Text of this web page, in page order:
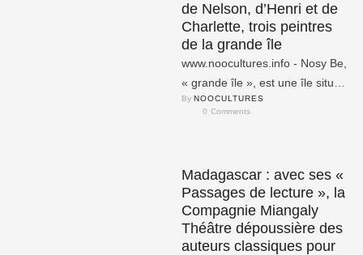
de Nelson, d’Henri et de
Charlette, trois peintres
de la grande île
www.noocultures.info - Nosy Be,
« grande île », est une île située
au Nord-ouest de Madagascar.
By NOOCULTURES
0 Comments
Madagascar : avec ses «
Passages de lecture », la
Compagnie Miangaly
Théâtre dépoussière des
auteurs classiques pour